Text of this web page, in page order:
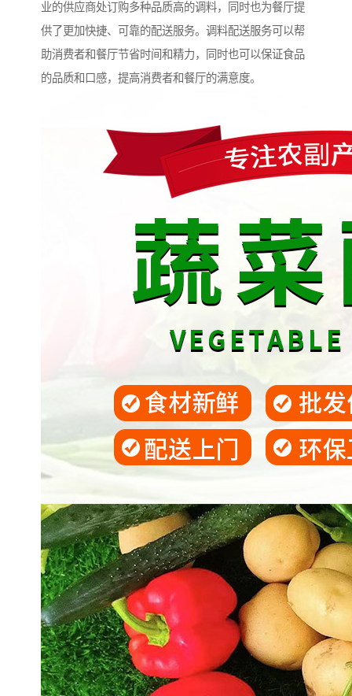
业的供应商处订购多种品质高的调料，同时也为餐厅提
供了更加快捷、可靠的配送服务。调料配送服务可以帮
助消费者和餐厅节省时间和精力，同时也可以保证食品
的品质和口感，提高消费者和餐厅的满意度。